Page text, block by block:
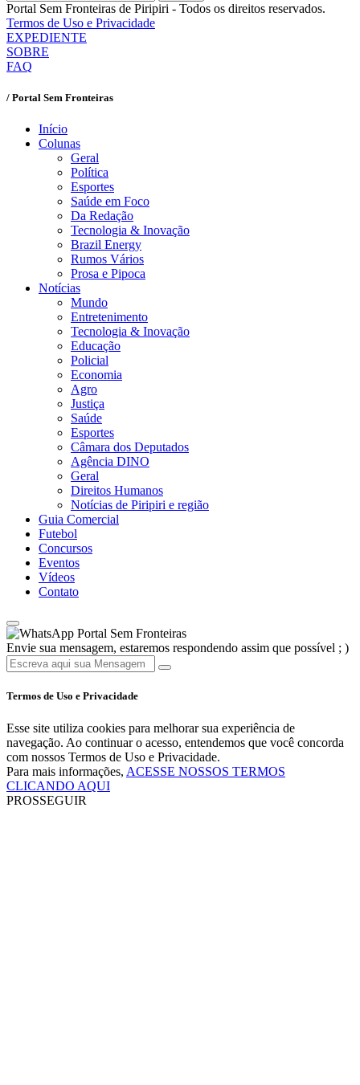
Portal Sem Fronteiras de Piripiri - Todos os direitos reservados.
Termos de Uso e Privacidade
EXPEDIENTE
SOBRE
FAQ
/ Portal Sem Fronteiras
Início
Colunas
Geral
Política
Esportes
Saúde em Foco
Da Redação
Tecnologia & Inovação
Brazil Energy
Rumos Vários
Prosa e Pipoca
Notícias
Mundo
Entretenimento
Tecnologia & Inovação
Educação
Policial
Economia
Agro
Justiça
Saúde
Esportes
Câmara dos Deputados
Agência DINO
Geral
Direitos Humanos
Notícias de Piripiri e região
Guia Comercial
Futebol
Concursos
Eventos
Vídeos
Contato
Portal Sem Fronteiras
Envie sua mensagem, estaremos respondendo assim que possível ; )
Termos de Uso e Privacidade
Esse site utiliza cookies para melhorar sua experiência de
navegação. Ao continuar o acesso, entendemos que você concorda
com nossos Termos de Uso e Privacidade.
Para mais informações, ACESSE NOSSOS TERMOS
CLICANDO AQUI
PROSSEGUIR